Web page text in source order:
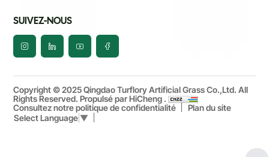
SUIVEZ-NOUS
Copyright © 2025 Qingdao Turflory Artificial Grass Co.,Ltd. All
Rights Reserved.Propulsé par HiCheng .
Consultez notre politique de confidentialité
Plan du site
Select Language ▼